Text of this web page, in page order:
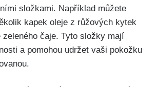
složkami. Například ⁤můžete
kapek oleje z ⁢růžových kytek
zeleného čaje.‍ Tyto složky mají
a pomohou udržet vaši pokožku